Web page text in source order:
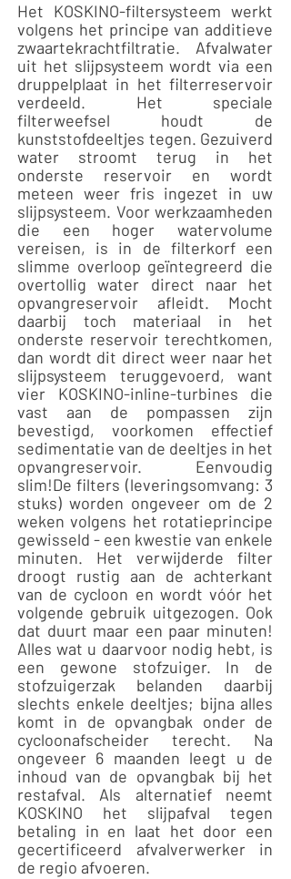
Het KOSKINO-filtersysteem werkt
volgens het principe van additieve
zwaartekrachtfiltratie. Afvalwater
uit het slijpsysteem wordt via een
druppelplaat in het filterreservoir
verdeeld. Het speciale
filterweefsel houdt de
kunststofdeeltjes tegen. Gezuiverd
water stroomt terug in het
onderste reservoir en wordt
meteen weer fris ingezet in uw
slijpsysteem. Voor werkzaamheden
die een hoger watervolume
vereisen, is in de filterkorf een
slimme overloop geïntegreerd die
overtollig water direct naar het
opvangreservoir afleidt. Mocht
daarbij toch materiaal in het
onderste reservoir terechtkomen,
dan wordt dit direct weer naar het
slijpsysteem teruggevoerd, want
vier KOSKINO-inline-turbines die
vast aan de pompassen zijn
bevestigd, voorkomen effectief
sedimentatie van de deeltjes in het
opvangreservoir. Eenvoudig
slim!De filters (leveringsomvang: 3
stuks) worden ongeveer om de 2
weken volgens het rotatieprincipe
gewisseld - een kwestie van enkele
minuten. Het verwijderde filter
droogt rustig aan de achterkant
van de cycloon en wordt vóór het
volgende gebruik uitgezogen. Ook
dat duurt maar een paar minuten!
Alles wat u daarvoor nodig hebt, is
een gewone stofzuiger. In de
stofzuigerzak belanden daarbij
slechts enkele deeltjes; bijna alles
komt in de opvangbak onder de
cycloonafscheider terecht. Na
ongeveer 6 maanden leegt u de
inhoud van de opvangbak bij het
restafval. Als alternatief neemt
KOSKINO het slijpafval tegen
betaling in en laat het door een
gecertificeerd afvalverwerker in
de regio afvoeren.